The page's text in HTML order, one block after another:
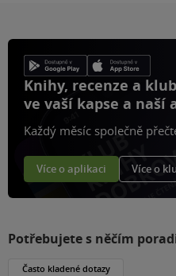
Knihy, recenze a
ve vaší kapse a naší
Každý měsíc společně
Více o aplikaci Více o
Potřebujete s něčím
Často kladené dotazy